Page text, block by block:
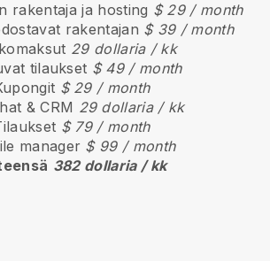
rakentaja ja hosting $ 29 / month
rakentajan $ 39 / month
29 dollaria / kk
tilaukset $ 49 / month
$ 29 / month
& CRM 29 dollaria / kk
$ 79 / month
manager $ 99 / month
382 dollaria / kk